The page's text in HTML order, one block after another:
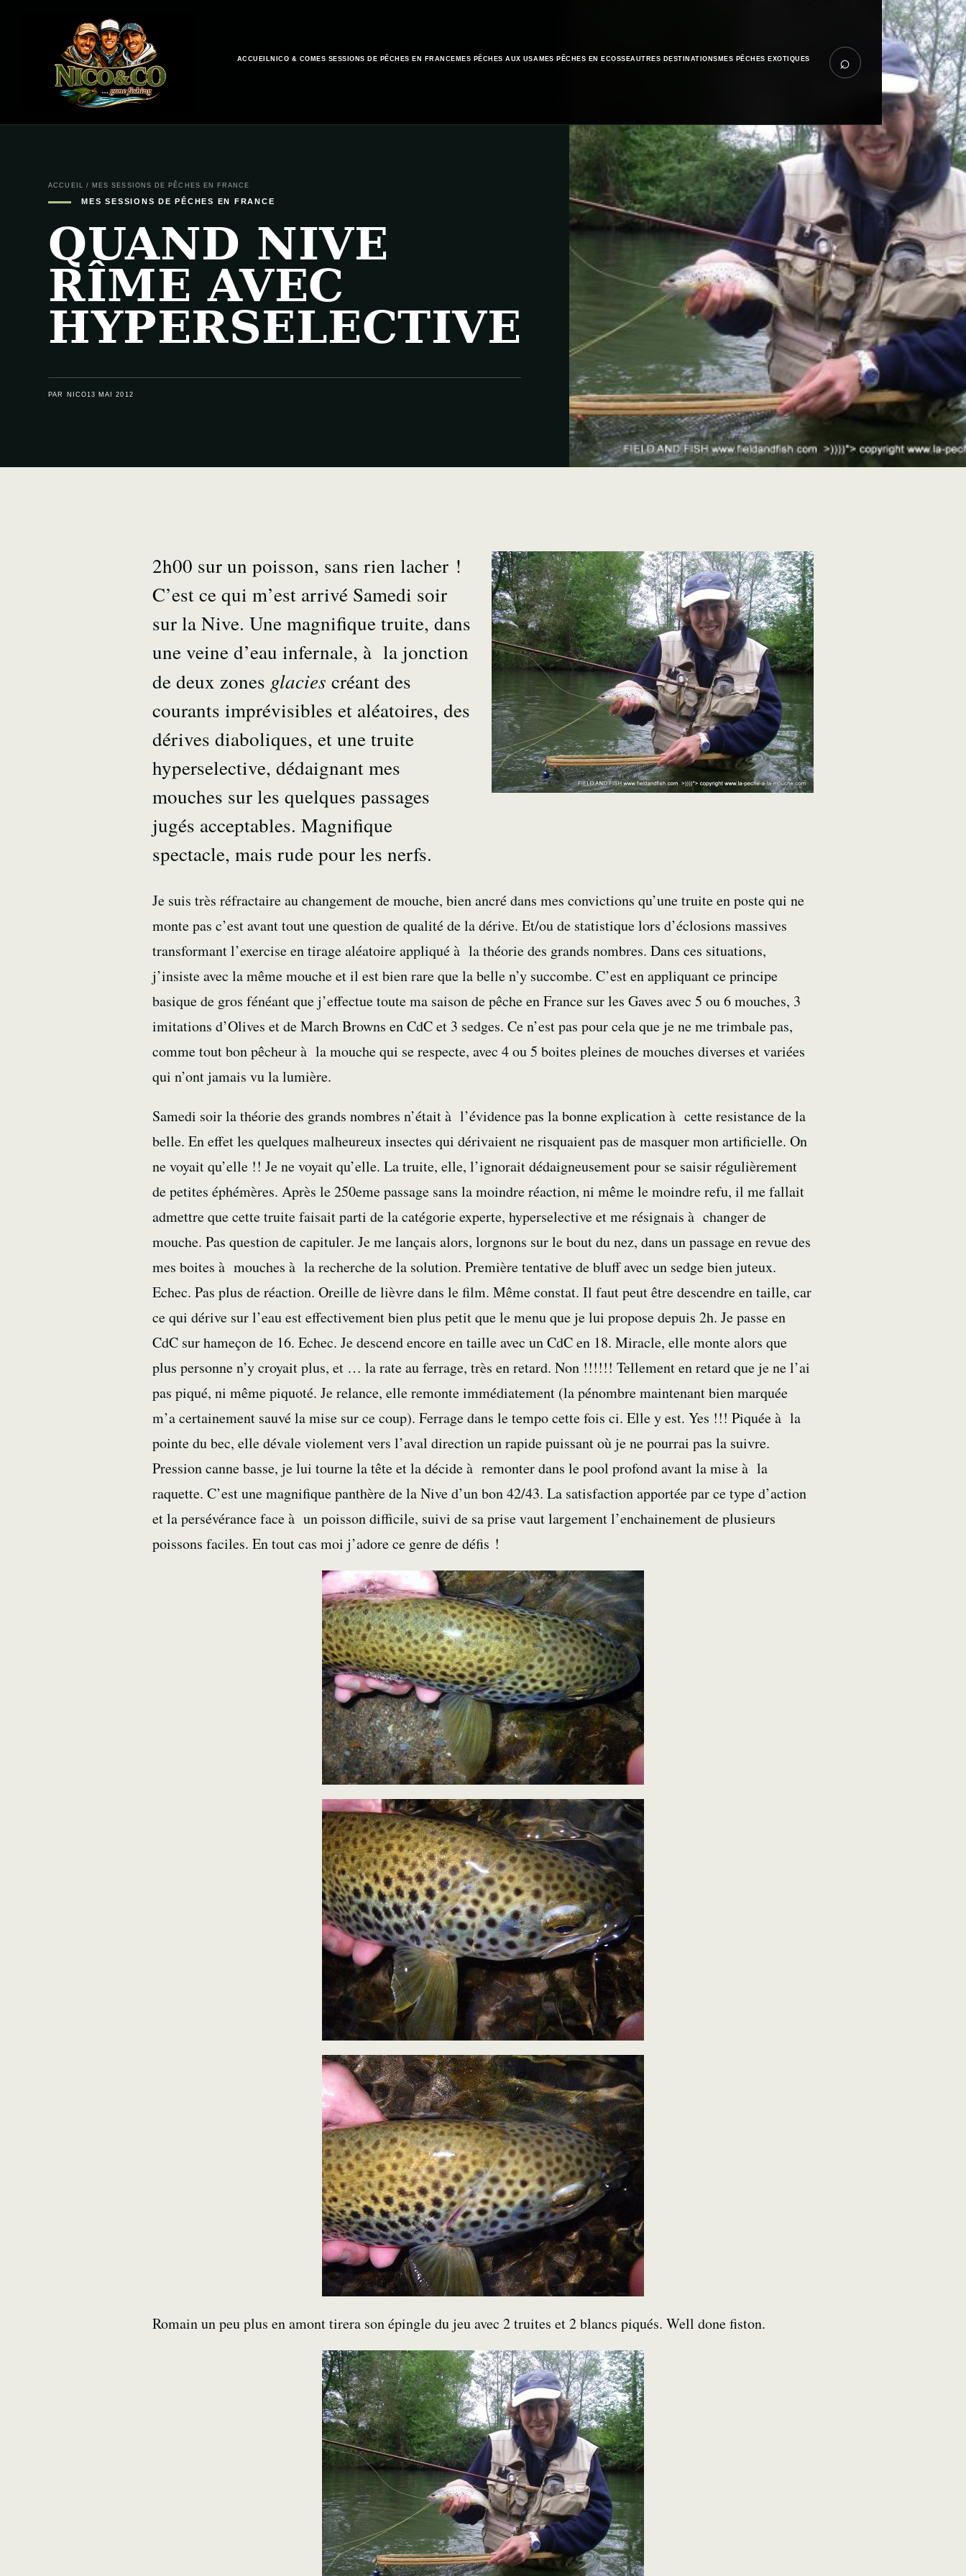
ACCUEIL NICO & CO MES SESSIONS DE PÊCHES EN FRANCE MES PÊCHES AUX USA MES PÊCHES EN ECOSSEAUTRES DESTINATIONS MES PÊCHES EXOTIQUES ⌕
ACCUEIL / MES SESSIONS DE PÊCHES EN FRANCE
MES SESSIONS DE PÊCHES EN FRANCE
QUAND NIVE
RÎME AVEC
HYPERSELECTIVE
PAR NICO13 MAI 2012
2h00 sur un poisson, sans rien lacher !
C’est ce qui m’est arrivé Samedi soir
sur la Nive. Une magnifique truite, dans
une veine d’eau infernale, à la jonction
de deux zones glacies créant des
courants imprévisibles et aléatoires, des
dérives diaboliques, et une truite
hyperselective, dédaignant mes
mouches sur les quelques passages
jugés acceptables. Magnifique
spectacle, mais rude pour les nerfs.
Je suis très réfractaire au changement de mouche, bien ancré dans mes convictions qu’une truite en poste qui ne
monte pas c’est avant tout une question de qualité de la dérive. Et/ou de statistique lors d’éclosions massives
transformant l’exercise en tirage aléatoire appliqué à la théorie des grands nombres. Dans ces situations,
j’insiste avec la même mouche et il est bien rare que la belle n’y succombe. C’est en appliquant ce principe
basique de gros fénéant que j’effectue toute ma saison de pêche en France sur les Gaves avec 5 ou 6 mouches, 3
imitations d’Olives et de March Browns en CdC et 3 sedges. Ce n’est pas pour cela que je ne me trimbale pas,
comme tout bon pêcheur à la mouche qui se respecte, avec 4 ou 5 boites pleines de mouches diverses et variées
qui n’ont jamais vu la lumière.
Samedi soir la théorie des grands nombres n’était à l’évidence pas la bonne explication à cette resistance de la
belle. En effet les quelques malheureux insectes qui dérivaient ne risquaient pas de masquer mon artificielle. On
ne voyait qu’elle !! Je ne voyait qu’elle. La truite, elle, l’ignorait dédaigneusement pour se saisir régulièrement
de petites éphémères. Après le 250eme passage sans la moindre réaction, ni même le moindre refu, il me fallait
admettre que cette truite faisait parti de la catégorie experte, hyperselective et me résignais à changer de
mouche. Pas question de capituler. Je me lançais alors, lorgnons sur le bout du nez, dans un passage en revue des
mes boites à mouches à la recherche de la solution. Première tentative de bluff avec un sedge bien juteux.
Echec. Pas plus de réaction. Oreille de lièvre dans le film. Même constat. Il faut peut être descendre en taille, car
ce qui dérive sur l’eau est effectivement bien plus petit que le menu que je lui propose depuis 2h. Je passe en
CdC sur hameçon de 16. Echec. Je descend encore en taille avec un CdC en 18. Miracle, elle monte alors que
plus personne n’y croyait plus, et … la rate au ferrage, très en retard. Non !!!!!! Tellement en retard que je ne l’ai
pas piqué, ni même piquoté. Je relance, elle remonte immédiatement (la pénombre maintenant bien marquée
m’a certainement sauvé la mise sur ce coup). Ferrage dans le tempo cette fois ci. Elle y est. Yes !!! Piquée à la
pointe du bec, elle dévale violement vers l’aval direction un rapide puissant où je ne pourrai pas la suivre.
Pression canne basse, je lui tourne la tête et la décide à remonter dans le pool profond avant la mise à la
raquette. C’est une magnifique panthère de la Nive d’un bon 42/43. La satisfaction apportée par ce type d’action
et la persévérance face à un poisson difficile, suivi de sa prise vaut largement l’enchainement de plusieurs
poissons faciles. En tout cas moi j’adore ce genre de défis !
Romain un peu plus en amont tirera son épingle du jeu avec 2 truites et 2 blancs piqués. Well done fiston.